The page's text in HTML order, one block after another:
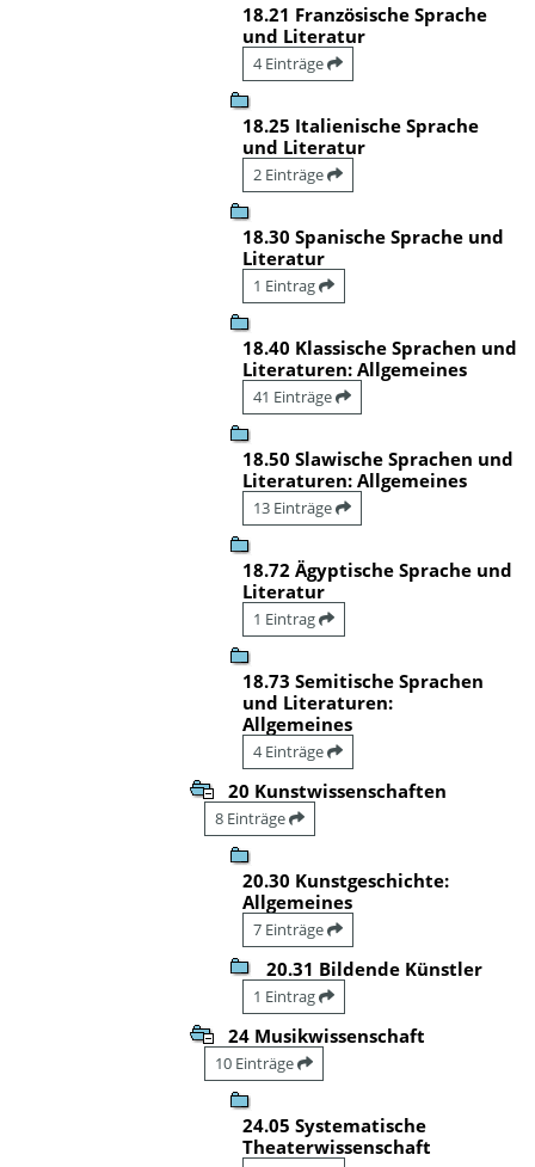
18.21 Französische Sprache
und Literatur
4 Einträge
18.25 Italienische Sprache
und Literatur
2 Einträge
18.30 Spanische Sprache und
Literatur
1 Eintrag
18.40 Klassische Sprachen und
Literaturen: Allgemeines
41 Einträge
18.50 Slawische Sprachen und
Literaturen: Allgemeines
13 Einträge
18.72 Ägyptische Sprache und
Literatur
1 Eintrag
18.73 Semitische Sprachen
und Literaturen:
Allgemeines
4 Einträge
20 Kunstwissenschaften
8 Einträge
20.30 Kunstgeschichte:
Allgemeines
7 Einträge
20.31 Bildende Künstler
1 Eintrag
24 Musikwissenschaft
10 Einträge
24.05 Systematische
Theaterwissenschaft